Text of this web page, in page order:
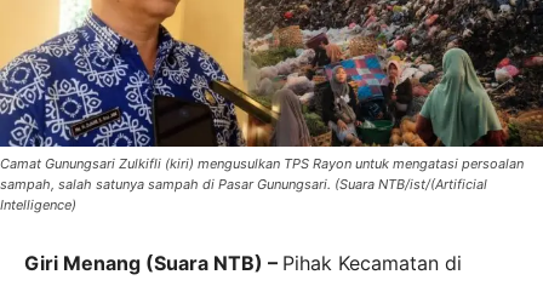
Camat Gunungsari Zulkifli (kiri) mengusulkan TPS Rayon untuk mengatasi persoalan
sampah, salah satunya sampah di Pasar Gunungsari. (Suara NTB/ist/(Artificial
Intelligence)
Giri Menang (Suara NTB) – Pihak Kecamatan di